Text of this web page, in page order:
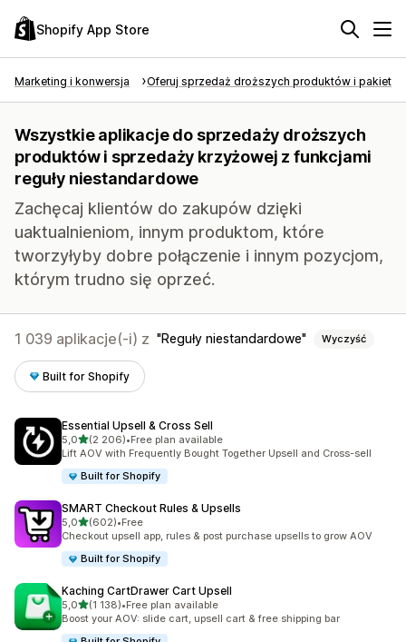
Shopify App Store
Marketing i konwersja Oferuj sprzedaż droższych produktów i
Wszystkie aplikacje do sprzedaży droższych
produktów i sprzedaży krzyżowej z funkcjami
reguły niestandardowe
Zachęcaj klientów do zakupów dzięki
uaktualnieniom, innym produktom, które
tworzyłyby dobre połączenie i innym pozycjom,
którym trudno się oprzeć.
1 039 aplikacje(-i) z Reguły niestandardowe Wyczyść
Built for Shopify
Essential Upsell & Cross Sell
5,0na 5 gwiazdek
(2 206)
Łączna liczba recenzji: 2206
•Free plan available
Lift AOV with Frequently Bought Together Upsell and Cross-sell
Built for Shopify
SMART Checkout Rules & Upsells
5,0na 5 gwiazdek
(602)
Łączna liczba recenzji: 602
•Free
Checkout upsell app, rules & post purchase upsells to grow AOV
Built for Shopify
Kaching CartDrawer Cart Upsell
5,0na 5 gwiazdek
(1 138)
Łączna liczba recenzji: 1138
•Free plan available
Boost your AOV: slide cart, upsell cart & free shipping bar